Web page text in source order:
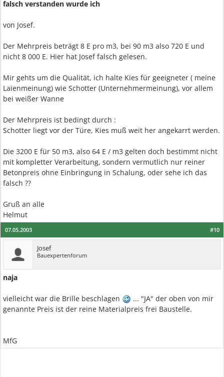
falsch verstanden wurde ich
von Josef.
Der Mehrpreis beträgt 8 E pro m3, bei 90 m3 also 720 E und
nicht 8 000 E. Hier hat Josef falsch gelesen.
Mir gehts um die Qualität, ich halte Kies für geeigneter ( meine
Laienmeinung) wie Schotter (Unternehmermeinung), vor allem
bei weißer Wanne
Der Mehrpreis ist bedingt durch :
Schotter liegt vor der Türe, Kies muß weit her angekarrt werden.
Die 3200 E für 50 m3, also 64 E / m3 gelten doch bestimmt nicht
mit kompletter Verarbeitung, sondern vermutlich nur reiner
Betonpreis ohne Einbringung in Schalung, oder sehe ich das
falsch ??
Gruß an alle
Helmut
#10
07.05.2003
Josef
Bauexpertenforum
naja
vielleicht war die Brille beschlagen
... "JA" der oben von mir
genannte Preis ist der reine Materialpreis frei Baustelle.
MfG